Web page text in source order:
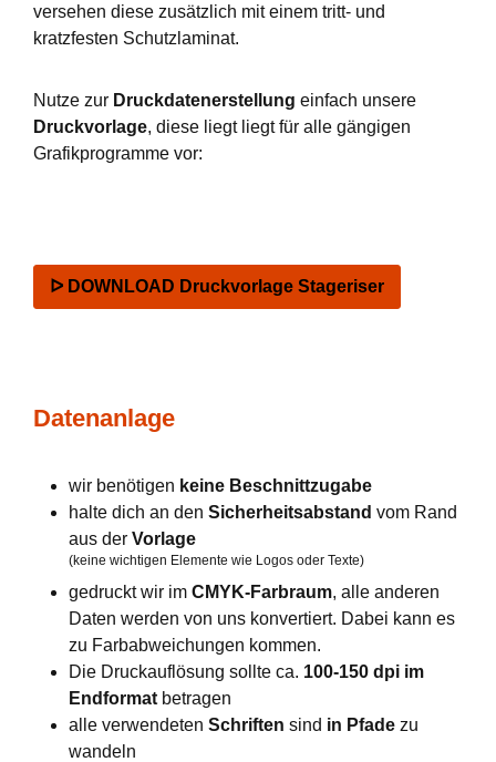
versehen diese zusätzlich mit einem tritt- und
kratzfesten Schutzlaminat.
Nutze zur Druckdatenerstellung einfach unsere
Druckvorlage, diese liegt liegt für alle gängigen
Grafikprogramme vor:
ᐅ DOWNLOAD Druckvorlage Stageriser
Datenanlage
wir benötigen keine Beschnittzugabe
halte dich an den Sicherheitsabstand vom Rand
aus der Vorlage
(keine wichtigen Elemente wie Logos oder Texte)
gedruckt wir im CMYK-Farbraum, alle anderen
Daten werden von uns konvertiert. Dabei kann es
zu Farbabweichungen kommen.
Die Druckauflösung sollte ca. 100-150 dpi im
Endformat betragen
alle verwendeten Schriften sind in Pfade zu
wandeln